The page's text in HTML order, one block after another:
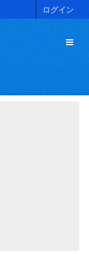
ログイン